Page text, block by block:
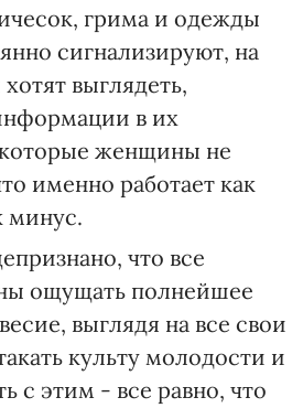
грима и одежды
сигнализируют, на
выглядеть,
в их
женщины не
именно работает как
минус.
что все
ощущать полнейшее
выглядя на все свои
культу молодости и
с этим - все равно, что